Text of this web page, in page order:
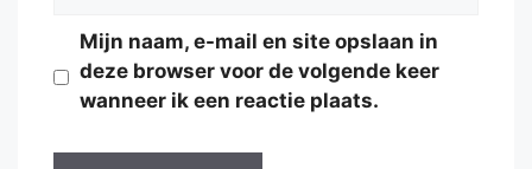
Mijn naam, e-mail en site opslaan in
deze browser voor de volgende keer
wanneer ik een reactie plaats.